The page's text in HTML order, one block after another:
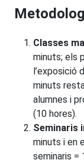
Classes
minuts; els
l’exposició
minuts
alumnes i
(10 hores).
Seminaris
minuts i en
seminaris =